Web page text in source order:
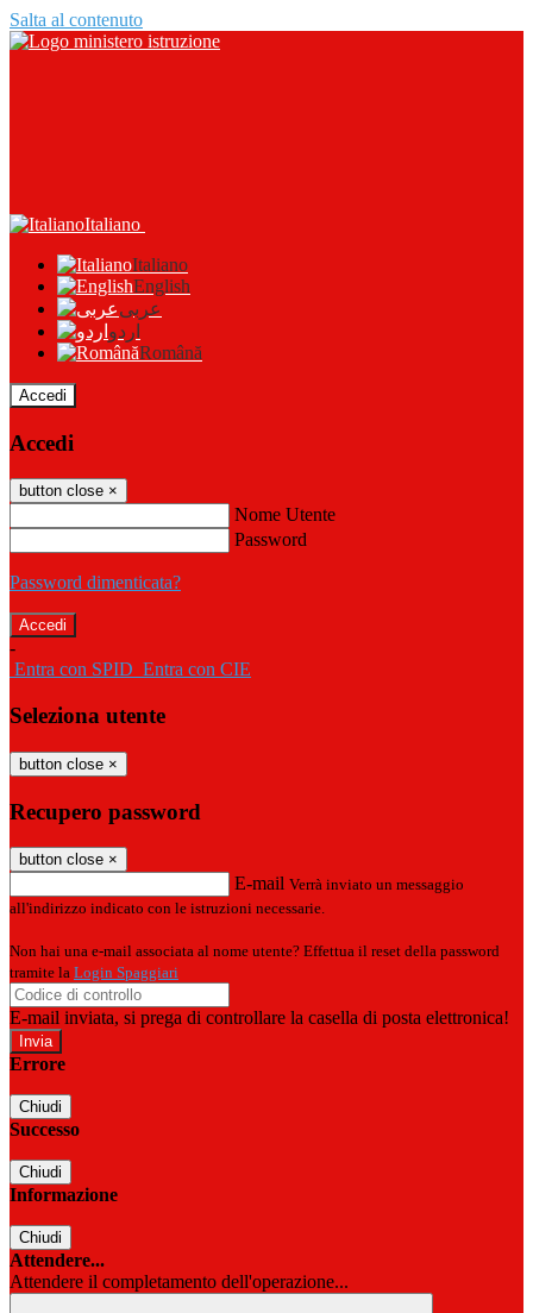
Salta al contenuto
Italiano
Italiano
English
عربى
اردو
Română
Accedi
Accedi
button close ×
Nome Utente
Password
Password dimenticata?
-
Entra con SPID Entra con CIE
Seleziona utente
button close ×
Recupero password
button close ×
E-mail Verrà inviato un messaggio
all'indirizzo indicato con le istruzioni necessarie.
Non hai una e-mail associata al nome utente? Effettua il reset della password
tramite la Login Spaggiari
E-mail inviata, si prega di controllare la casella di posta elettronica!
Errore
Chiudi
Successo
Chiudi
Informazione
Chiudi
Attendere...
Attendere il completamento dell'operazione...